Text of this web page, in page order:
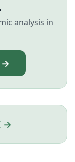
analysis in
→
→